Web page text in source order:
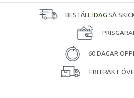
BESTÄLL IDAG SÅ
60 DAGAR
FRI FRAKT